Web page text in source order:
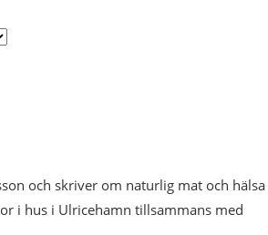
och skriver om naturlig mat och hälsa
i hus i Ulricehamn tillsammans med